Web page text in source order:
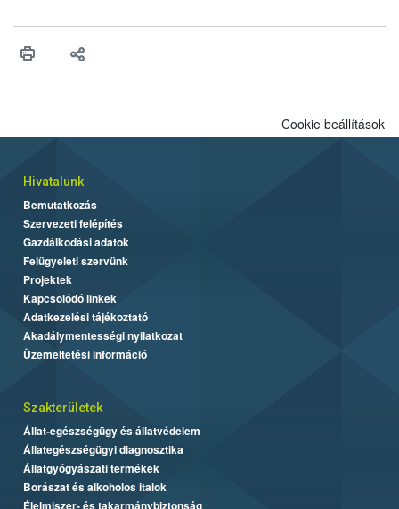
vonni az ebek viselkedésének megítélésében jártas szakértőt.
Cookie beállítások
Hivatalunk
Bemutatkozás
Szervezeti felépítés
Gazdálkodási adatok
Felügyeleti szervünk
Projektek
Kapcsolódó linkek
Adatkezelési tájékoztató
Akadálymentességi nyilatkozat
Üzemeltetési információ
Szakterületek
Állat-egészségügy és állatvédelem
Állategészségügyi diagnosztika
Állatgyógyászati termékek
Borászat és alkoholos italok
Élelmiszer- és takarmánybiztonság